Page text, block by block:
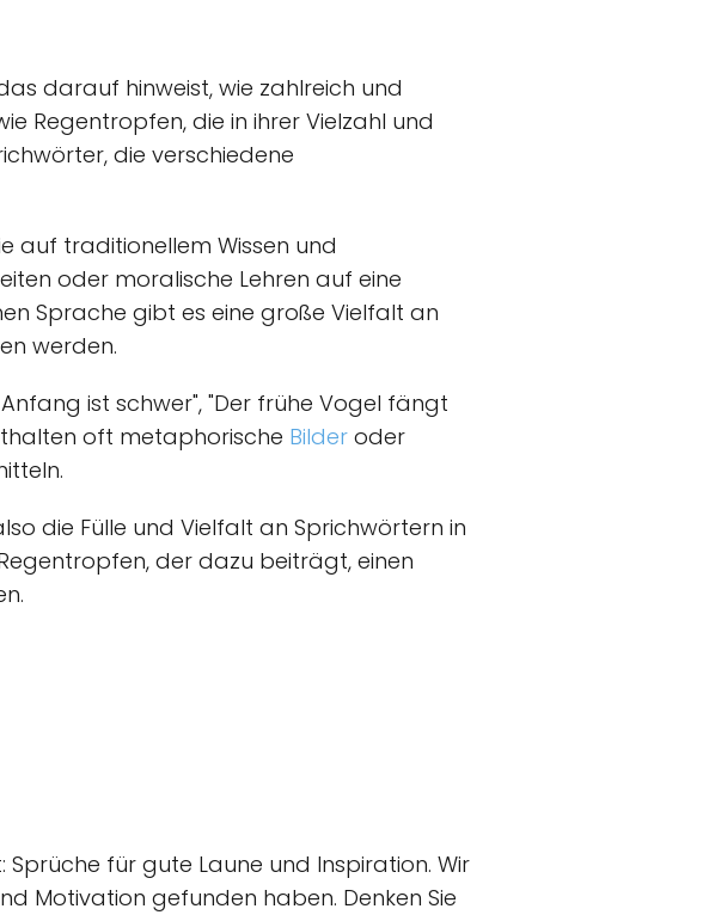
darauf hinweist, wie zahlreich und
Regentropfen, die in ihrer Vielzahl und
die verschiedene
auf traditionellem Wissen und
oder moralische Lehren auf eine
Sprache gibt es eine große Vielfalt an
werden.
ist schwer", "Der frühe Vogel fängt
oft metaphorische Bilder oder
die Fülle und Vielfalt an Sprichwörtern in
der dazu beiträgt, einen
Sprüche für gute Laune und Inspiration. Wir
Motivation gefunden haben. Denken Sie